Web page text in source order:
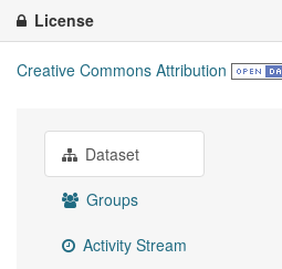
License
Creative Commons Attribution
Dataset
Groups
Activity Stream